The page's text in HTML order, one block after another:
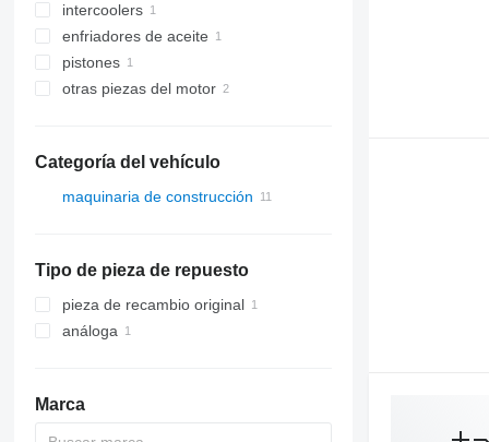
intercoolers
enfriadores de aceite
pistones
otras piezas del motor
Categoría del vehículo
maquinaria de construcción
cargadoras de ruedas
Tipo de pieza de repuesto
pieza de recambio original
análoga
Marca